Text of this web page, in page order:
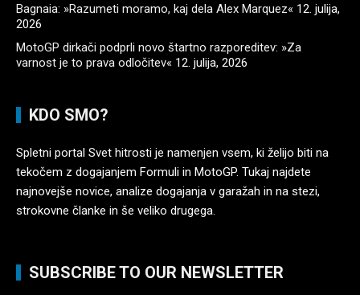
Bagnaia: »Razumeti moramo, kaj dela Alex Marquez« 12. julija,
2026
MotoGP dirkači podprli novo štartno razporeditev: »Za
varnost je to prava odločitev« 12. julija, 2026
KDO SMO?
Spletni portal Svet hitrosti je namenjen vsem, ki želijo biti na
tekočem z dogajanjem Formuli in MotoGP. Tukaj najdete
najnovejše novice, analize dogajanja v garažah in na stezi,
strokovne članke in še veliko drugega.
SUBSCRIBE TO OUR NEWSLETTER